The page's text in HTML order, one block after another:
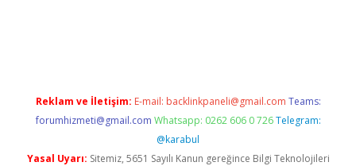
Reklam ve İletişim: E-mail: backlinkpaneli@gmail.com Teams:
forumhizmeti@gmail.com Whatsapp: 0262 606 0 726 Telegram:
@karabul
Yasal Uyarı: Sitemiz, 5651 Sayılı Kanun gereğince Bilgi Teknolojileri